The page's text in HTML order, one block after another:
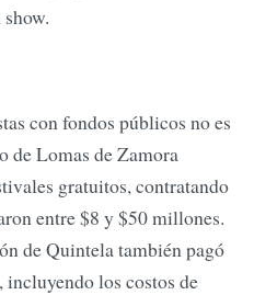
con fondos públicos no es
de Lomas de Zamora
gratuitos, contratando
entre $8 y $50 millones.
de Quintela también pagó
los costos de